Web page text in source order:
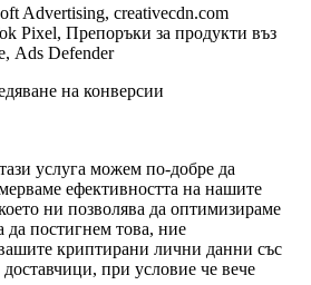
Advertising, creativecdn.com
Pixel, Препоръки за продукти въз
Ads Defender
на конверсии
услуга можем по-добре да
ефективността на нашите
ни позволява да оптимизираме
да постигнем това, ние
криптирани лични данни със
при условие че вече